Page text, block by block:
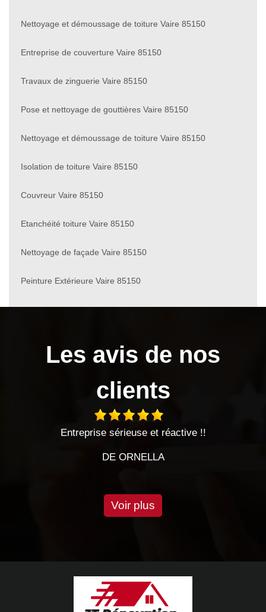
Nettoyage et démoussage de toiture Vaire 85150
Entreprise de couverture Vaire 85150
Travaux de zinguerie Vaire 85150
Pose et nettoyage de gouttières Vaire 85150
Nettoyage et démoussage de toiture Vaire 85150
Isolation de toiture Vaire 85150
Couvreur Vaire 85150
Etanchéité toiture Vaire 85150
Nettoyage de façade Vaire 85150
Peinture Extérieure Vaire 85150
Les avis de nos
clients
Entreprise sérieuse et réactive !!
DE ORNELLA
Voir plus